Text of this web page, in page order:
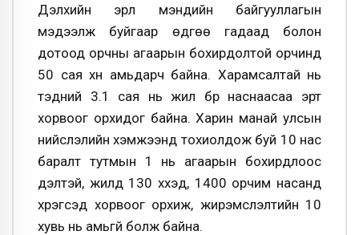
Дэлхийн эрүүл мэндийн байгууллагын
мэдээлж буйгаар өдгөө гадаад болон
дотоод орчны агаарын бохирдолтой орчинд
50 сая хүн амьдарч байна. Харамсалтай нь
тэдний 3.1 сая нь жил бүр наснаасаа эрт
хорвоог орхидог байна. Харин манай улсын
нийслэлийн хэмжээнд тохиолдож буй 10 нас
баралт тутмын 1 нь агаарын бохирдлоос
үүдэлтэй, жилд 130 хүүхэд, 1400 орчим насанд
хүрэгсэд хорвоог орхиж, жирэмслэлтийн 10
хувь нь амьгүй болж байна.